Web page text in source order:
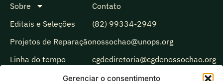
Gerenciar o consentimento
Sobre
Editais e Seleções
Projetos de Reparação
Linha do tempo
Contato
(82) 99334-2949
nossochao@unops.org
cgdediretoria@cgdenossochao.org